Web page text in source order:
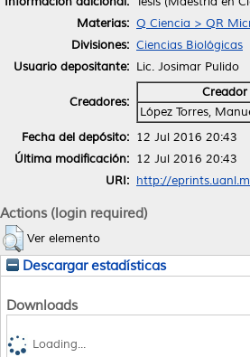
Materias: Q Ciencia > QR
Divisiones: Ciencias Biológicas
Usuario depositante: Lic. Josimar Pulido
Creadores:
Creador
López Torres,
Fecha del depósito: 12 Jul 2016 20:43
Última modificación: 12 Jul 2016 20:43
URI: http://
Actions (login required)
Ver elemento
Descargar estadísticas
Downloads
Loading...